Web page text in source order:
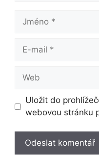
Jméno
Web
Uložit do
webovou stránku